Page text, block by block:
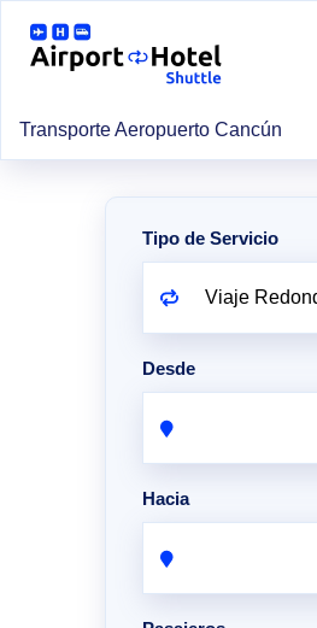
Transporte Aeropuerto Cancún
Tipo de Servicio
Desde
Hacia